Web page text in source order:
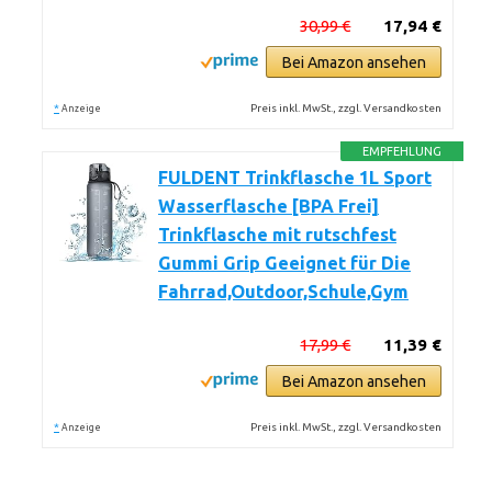
17,94 €
30,99 €
Bei Amazon ansehen
* Anzeige Preis inkl. MwSt., zzgl. Versandkosten
EMPFEHLUNG
FULDENT Trinkflasche 1L Sport
Wasserflasche [BPA Frei]
Trinkflasche mit rutschfest
Gummi Grip Geeignet für Die
Fahrrad,Outdoor,Schule,Gym
11,39 €
17,99 €
Bei Amazon ansehen
* Anzeige Preis inkl. MwSt., zzgl. Versandkosten